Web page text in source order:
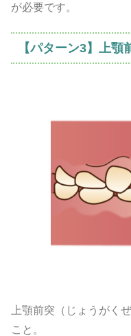
が必要です。
【パターン3】上顎
上顎前突（じょうがく
こと。